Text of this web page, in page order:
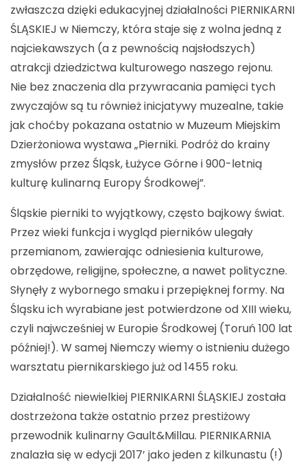
zwłaszcza dzięki edukacyjnej działalności PIERNIKARNI
ŚLĄSKIEJ w Niemczy, która staje się z wolna jedną z
najciekawszych (a z pewnością najsłodszych)
atrakcji dziedzictwa kulturowego naszego rejonu.
Nie bez znaczenia dla przywracania pamięci tych
zwyczajów są tu również inicjatywy muzealne, takie
jak choćby pokazana ostatnio w Muzeum Miejskim
Dzierżoniowa wystawa „Pierniki. Podróż do krainy
zmysłów przez Śląsk, Łużyce Górne i 900-letnią
kulturę kulinarną Europy Środkowej”.
Śląskie pierniki to wyjątkowy, często bajkowy świat.
Przez wieki funkcja i wygląd pierników ulegały
przemianom, zawierając odniesienia kulturowe,
obrzędowe, religijne, społeczne, a nawet polityczne.
Słynęły z wybornego smaku i przepięknej formy. Na
Śląsku ich wyrabiane jest potwierdzone od XIII wieku,
czyli najwcześniej w Europie Środkowej (Toruń 100 lat
później!). W samej Niemczy wiemy o istnieniu dużego
warsztatu piernikarskiego już od 1455 roku.
Działalność niewielkiej PIERNIKARNI ŚLĄSKIEJ została
dostrzeżona także ostatnio przez prestiżowy
przewodnik kulinarny Gault&Millau. PIERNIKARNIA
znalazła się w edycji 2017’ jako jeden z kilkunastu (!)